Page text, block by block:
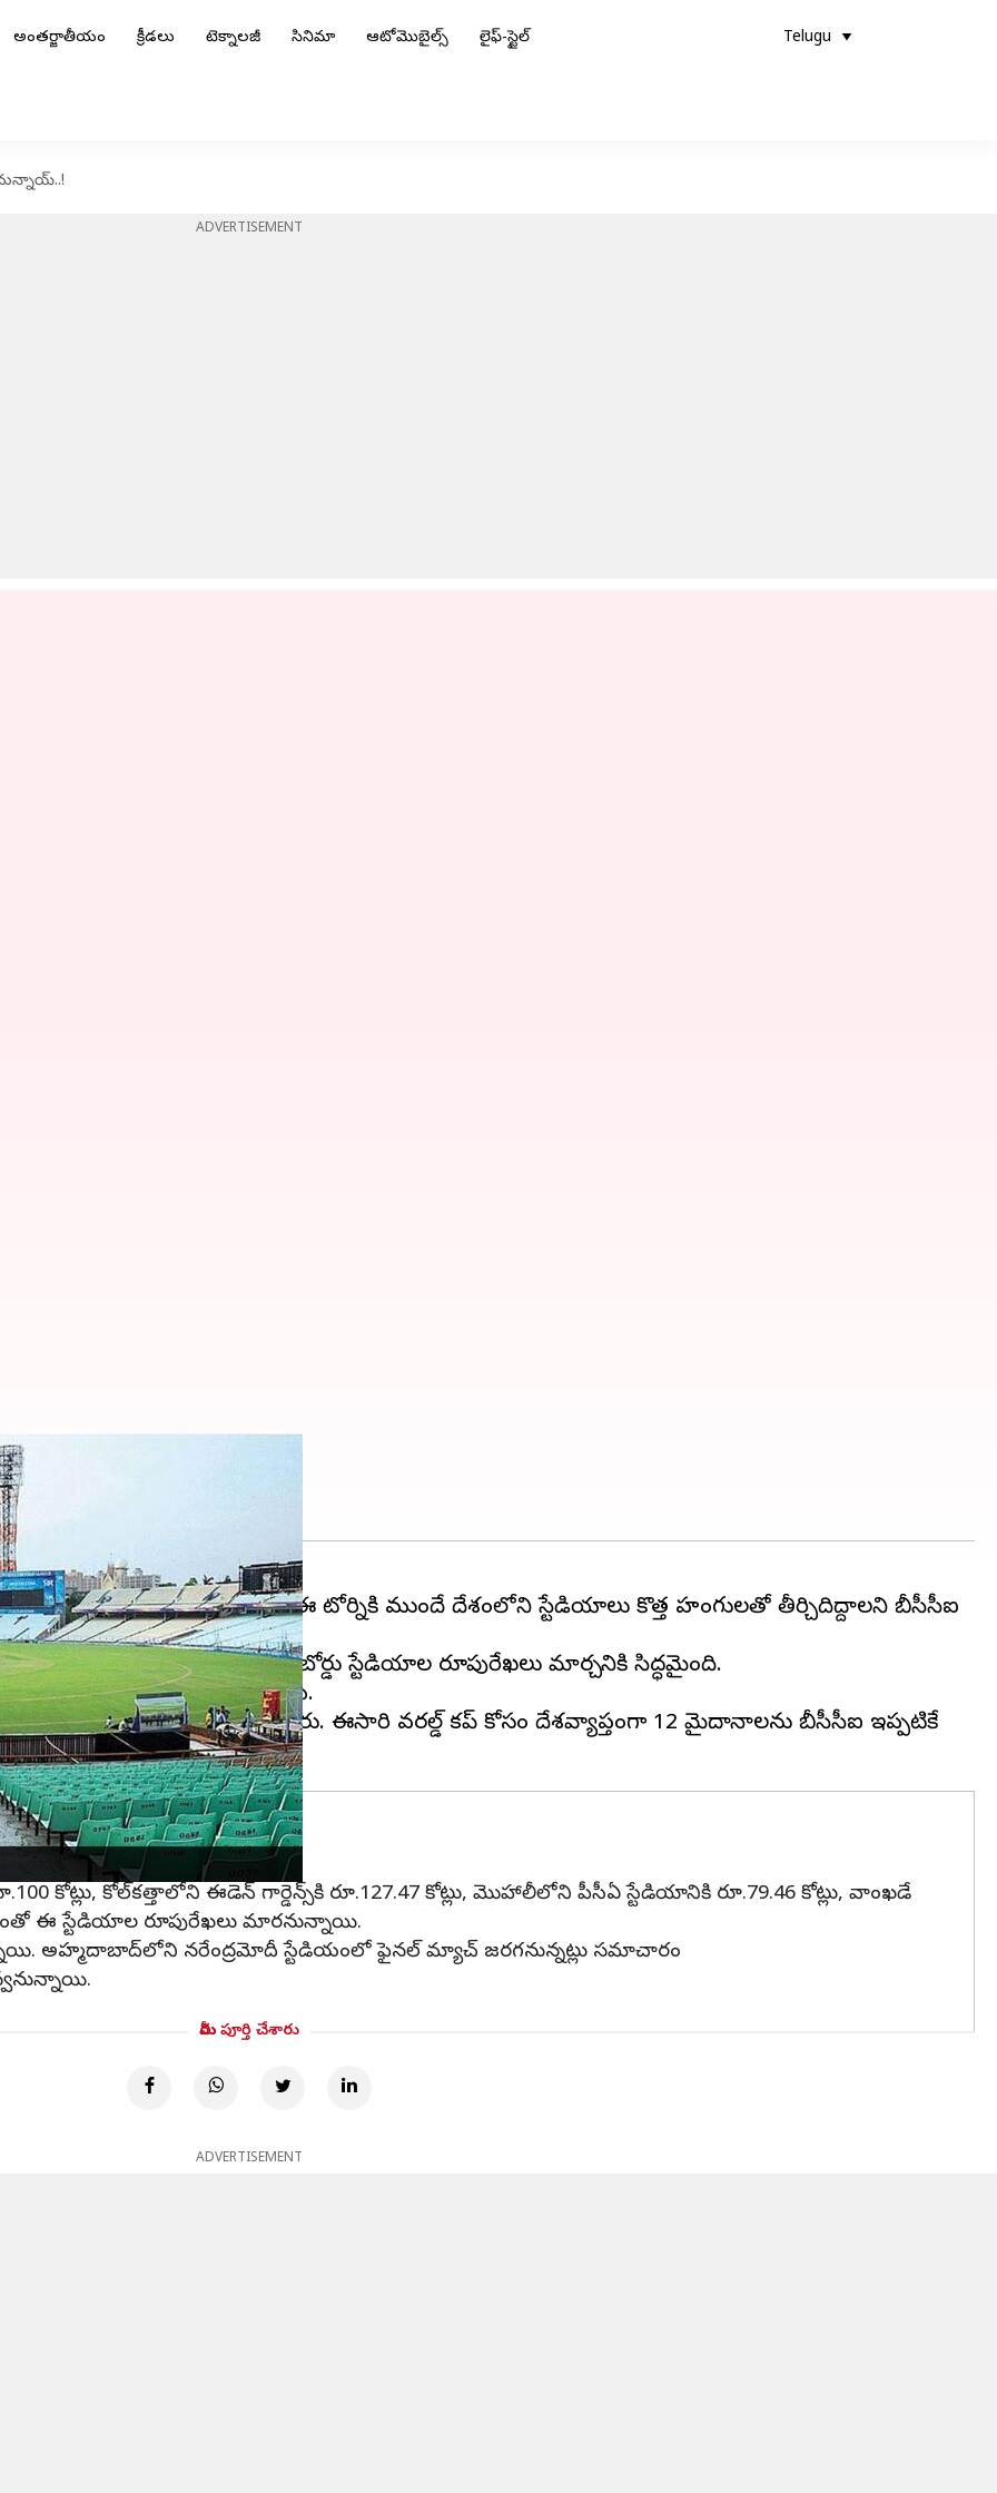
అంతర్జాతీయం క్రీడలు టెక్నాలజీ సినిమా ఆటోమొబైల్స్ లైఫ్-స్టైల్ Telugu
ADVERTISEMENT
విషయం తెలిసిందే. ఈ టోర్నికి ముందే దేశంలోని స్టేడియాలు కొత్త హంగులతో తీర్చిదిద్దాలని బీసీసీఐ
ఫిర్యాదు చేయడంతో బోర్డు స్టేడియాల రూపురేఖలు మార్చడానికి సిద్ధమైంది.
మాత్రం ఆధ్వాన స్థితిలో ఉన్నాయి.
పనులు చేయనున్నారు. ఈసారి వరల్డ్ కప్ కోసం దేశవ్యాప్తంగా 12 మైదానాలను బీసీసీఐ ఇప్పటికే
కోట్లు, కోల్‌కత్తాలోని ఈడెన్ గార్డెన్స్‌కి రూ.127.47 కోట్లు, మొహాలీలోని పీసీఏ స్టేడియానికి రూ.79.46 కోట్లు, వాంఖడే
ఈ స్టేడియాల రూపురేఖలు మారనున్నాయి.
అహ్మదాబాద్‌లోని నరేంద్రమోదీ స్టేడియంలో ఫైనల్ మ్యాచ్ జరగనున్నట్లు సమాచారం
మీరు పూర్తి చేశారు
ADVERTISEMENT